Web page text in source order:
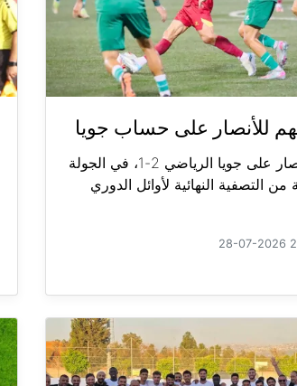
للأنصار على حساب جويا
فوز الأنصار على جويا الرياضي 2-1، في الجولة
من التصفية النهائية لأوائل الدوري
28-07-2026